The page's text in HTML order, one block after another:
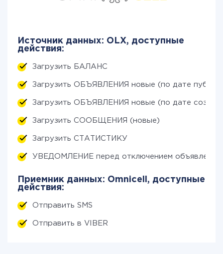
Источник данных: OLX, доступные
действия:
Загрузить БАЛАНС
Загрузить ОБЪЯВЛЕНИЯ новые (по дате
Загрузить ОБЪЯВЛЕНИЯ новые (по дате
Загрузить СООБЩЕНИЯ (новые)
Загрузить СТАТИСТИКУ
УВЕДОМЛЕНИЕ перед отключением объявления
Приемник данных: Omnicell, доступные
действия:
Отправить SMS
Отправить в VIBER